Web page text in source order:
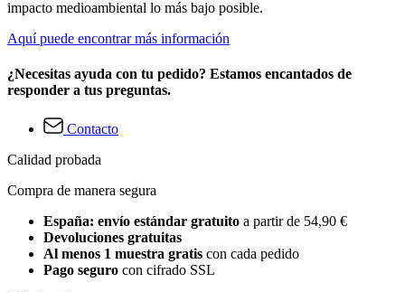
impacto medioambiental lo más bajo posible.
Aquí puede encontrar más información
¿Necesitas ayuda con tu pedido? Estamos encantados de
responder a tus preguntas.
Contacto
Calidad probada
Compra de manera segura
España: envío estándar gratuito a partir de 54,90 €
Devoluciones gratuitas
Al menos 1 muestra gratis con cada pedido
Pago seguro con cifrado SSL